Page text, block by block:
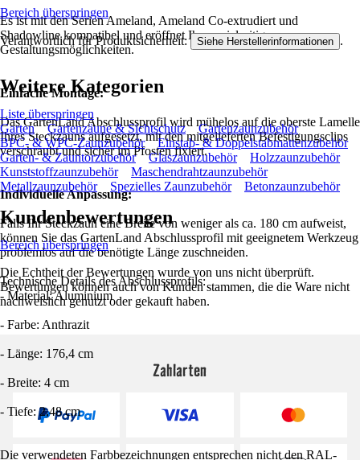
Es ist mit den Serien Ameland, Ameland Co-extrudiert und
Shadowline kompatibel und eröffnet Ihnen vielseitige
Gestaltungsmöglichkeiten.
Einfache Montage:
Das GartenLand Abschlussprofil wird mühelos auf die oberste Lamelle
Ihres Steckzauns aufgesetzt, mit den mitgelieferten Befestigungsclips
verschraubt und sicher im Pfosten fixiert.
Individuelle Anpassung:
Falls Ihr Steckzaun eine Breite von weniger als ca. 180 cm aufweist,
können Sie das GartenLand Abschlussprofil mit geeignetem Werkzeug
problemlos auf die benötigte Länge zuschneiden.
Technische Details des Abschlussprofils:
- Material: Aluminium
- Farbe: Anthrazit
- Länge: 176,4 cm
- Breite: 4 cm
- Tiefe: 2,48 cm
Die verwendeten Farbbezeichnungen entsprechen nicht den RAL-
Bereich überspringen
Verantwortlich für Produktsicherheit: Siehe Herstellerinformationen .
Weitere Kategorien
Liste überspringen
Garten
Gartenzäune & Sichtschutz
Gartenzaunzubehör
BPC- & WPC-Zaunzubehör
Einstab- & Doppelstabmattenzubehör
Garten- & Zauntorzubehör
Glaszaunzubehör
Holzzaunzubehör
Kunststoffzaunzubehör
Maschendrahtzaunzubehör
Metallzaunzubehör
Spezielles Zaunzubehör Betonzaunzubehör
Kundenbewertungen
Bereich überspringen
Die Echtheit der Bewertungen wurde von uns nicht überprüft.
Bewertungen können auch von Kunden stammen, die die Ware nicht
nachweislich genutzt oder gekauft haben.
Zahlarten